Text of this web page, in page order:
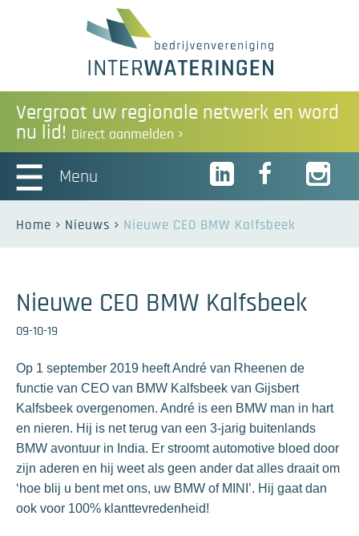
Vergroot uw regionale netwerk en word
nu lid! Direct aanmelden
Menu
Home Nieuws Nieuwe CEO BMW Kalfsbeek
Nieuwe CEO BMW Kalfsbeek
09-10-19
Op 1 september 2019 heeft André van Rheenen de
functie van CEO van BMW Kalfsbeek van Gijsbert
Kalfsbeek overgenomen. André is een BMW man in hart
en nieren. Hij is net terug van een 3-jarig buitenlands
BMW avontuur in India. Er stroomt automotive bloed door
zijn aderen en hij weet als geen ander dat alles draait om
‘hoe blij u bent met ons, uw BMW of MINI’. Hij gaat dan
ook voor 100% klanttevredenheid!